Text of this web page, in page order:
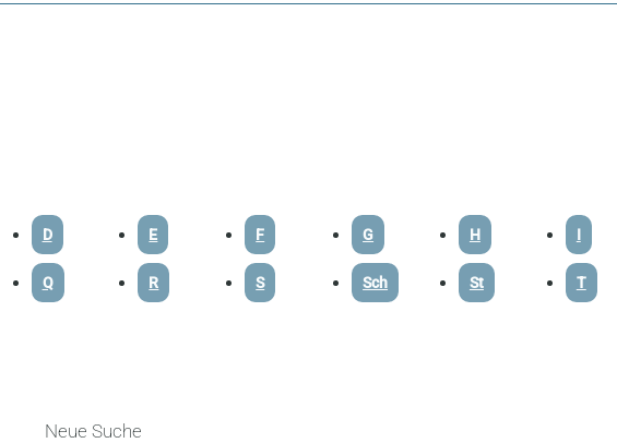
D E F G H I
Q R S Sch St T
Neue Suche